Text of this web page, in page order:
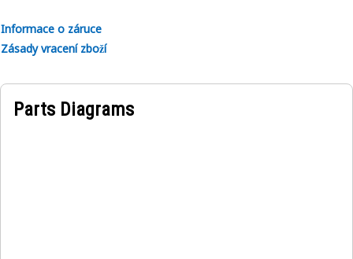
Informace o záruce
Zásady vracení zboží
Parts Diagrams